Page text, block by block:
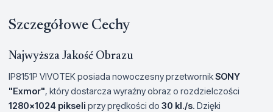
Szczegółowe Cechy
Najwyższa Jakość Obrazu
IP8151P VIVOTEK posiada nowoczesny przetwornikSONY
"Exmor", który dostarcza wyraźny obraz o rozdzielczości
1280x1024 pikseli przy prędkości do 30 kl./s. Dzięki